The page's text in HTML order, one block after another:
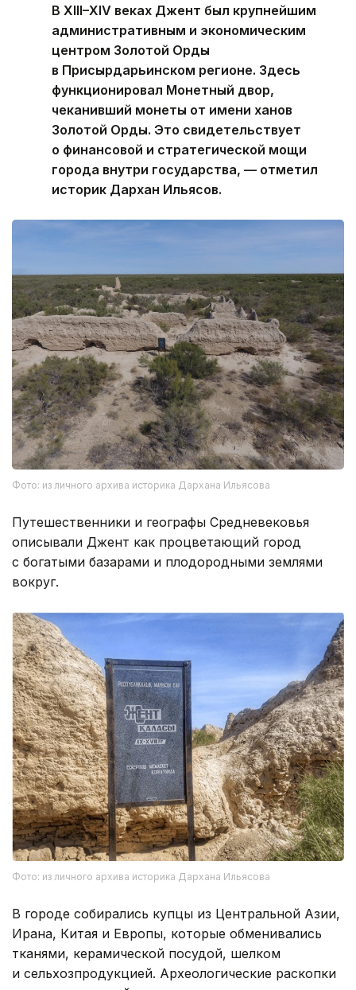
В XIII–XIV веках Джент был крупнейшим
административным и экономическим
центром Золотой Орды
в Присырдарьинском регионе. Здесь
функционировал Монетный двор,
чеканивший монеты от имени ханов
Золотой Орды. Это свидетельствует
о финансовой и стратегической мощи
города внутри государства, — отметил
историк Дархан Ильясов.
Фото: из личного архива историка Дархана Ильясова
Путешественники и географы Средневековья
описывали Джент как процветающий город
с богатыми базарами и плодородными землями
вокруг.
Фото: из личного архива историка Дархана Ильясова
В городе собирались купцы из Центральной Азии,
Ирана, Китая и Европы, которые обменивались
тканями, керамической посудой, шелком
и сельхозпродукцией. Археологические раскопки